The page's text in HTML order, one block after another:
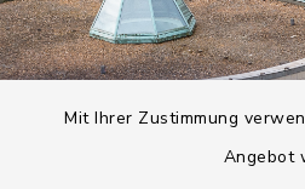
Mit Ihrer Zustimmung
Angebot